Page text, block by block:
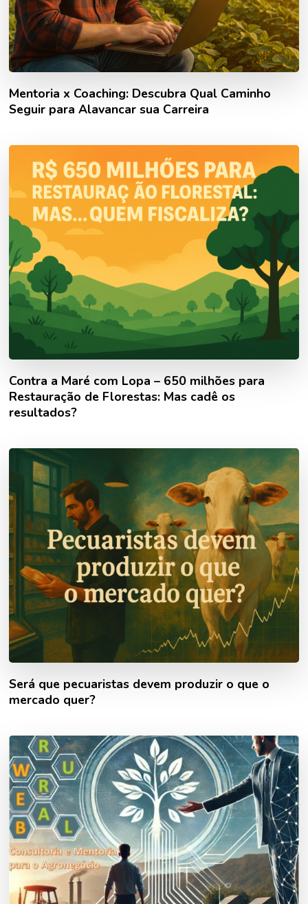
Mentoria x Coaching: Descubra Qual Caminho
Seguir para Alavancar sua Carreira
Contra a Maré com Lopa – 650 milhões para
Restauração de Florestas: Mas cadê os
resultados?
Será que pecuaristas devem produzir o que o
mercado quer?